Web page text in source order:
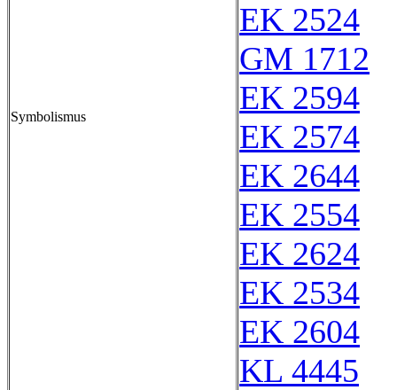
Symbolismus
EK 2524
GM 1712
EK 2594
EK 2574
EK 2644
EK 2554
EK 2624
EK 2534
EK 2604
KL 4445